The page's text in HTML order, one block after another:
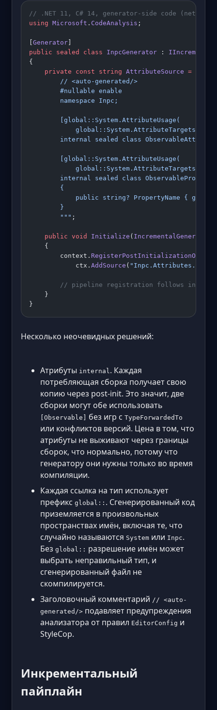
// .NET 11, C# 14, generator-side code
using Microsoft . CodeAnalysis ;
Generator
public sealed class InpcGenerator :
{
    private
const string AttributeSource =
        // <auto-generated/>
        #nullable enable
        namespace Inpc;
        [global::System.AttributeUsage(
internal sealed class
        [global::System.AttributeUsage(
internal sealed class
        {
public string? PropertyName { get;
        }
        """
;
    public
void Initialize (
    {
        context.
RegisterPostInitializationOutput
            ctx.
AddSource ( "Inpc.Attributes.g.cs"
// pipeline registration follows in the
    }
}
Несколько неочевидных решений:
Атрибуты internal. Каждая
потребляющая сборка получает свою
копию через post-init. Это значит, две
сборки могут обе использовать
[Observable] без игр с TypeForwardedTo
или конфликтов версий. Цена в том, что
атрибуты не выживают через границы
сборок, что нормально, потому что
генератору они нужны только во время
компиляции.
Каждая ссылка на тип использует
префикс global:: . Сгенерированный код
приземляется в произвольных
пространствах имён, включая те, что
случайно называются System или Inpc.
Без global:: разрешение имён может
выбрать неправильный тип, и
сгенерированный файл не
скомпилируется.
Заголовочный комментарий // <auto-
generated/> подавляет предупреждения
анализатора от правил EditorConfig и
StyleCop.
Инкрементальный
пайплайн